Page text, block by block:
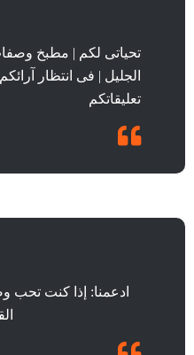
تحياتى لكم | مطبخ
الجليل | فى انتظار
تعليقاتكم
ادعمنا: إذا كنت تحب